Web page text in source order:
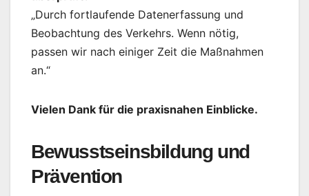
„Durch fortlaufende Datenerfassung und
Beobachtung des Verkehrs. Wenn nötig,
passen wir nach einiger Zeit die Maßnahmen
an.“
Vielen Dank für die praxisnahen Einblicke.
Bewusstseinsbildung und
Prävention